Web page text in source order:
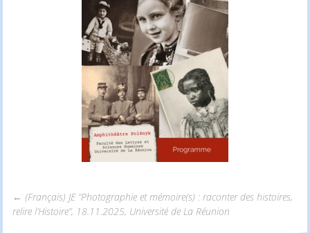
← (Français) JE “Photographie et mémoire(s) : raconter des histoires,
relire l’Histoire”, 18.11.2025, Université de La Réunion